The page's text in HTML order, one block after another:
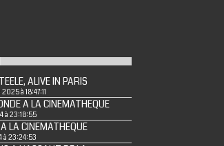
ALIVE IN PARIS
à 18:47:11
A LA CINEMATHEQUE
à 23:18:55
LA CINEMATHEQUE
à 23:24:53